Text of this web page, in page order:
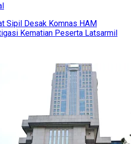
Sipil Desak Komnas HAM
Kematian Peserta Latsarmil